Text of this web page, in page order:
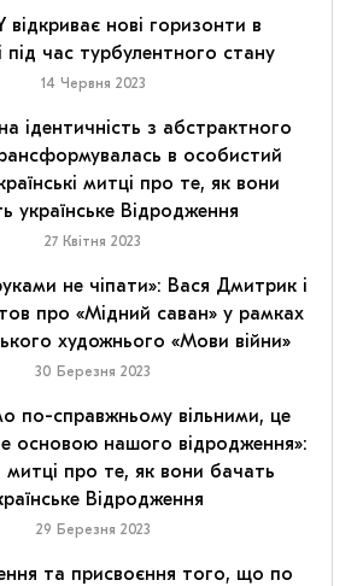
відкриває нові горизонти в
під час турбулентного стану
14 Червня 2023
ідентичність з абстрактного
в особистий
митці про те, як вони
українське Відродження
27 Квітня 2023
не чіпати»: Вася Дмитрик і
про «Мідний саван» у рамках
художнього «Мови війни»
30 Березня 2023
по-справжньому вільними, це
основою нашого відродження»:
митці про те, як вони бачать
Відродження
29 Березня 2023
та присвоєння того, що по